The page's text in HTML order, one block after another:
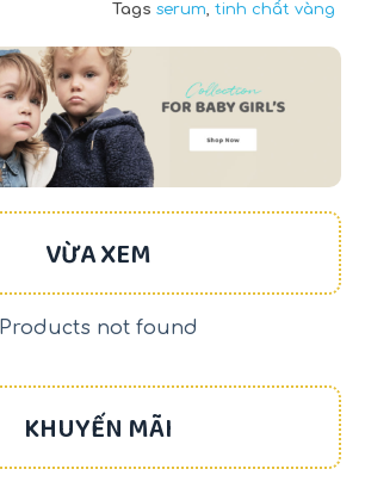
Tags serum, tinh chất vàng
VỪA XEM
Products not found
KHUYẾN MÃI